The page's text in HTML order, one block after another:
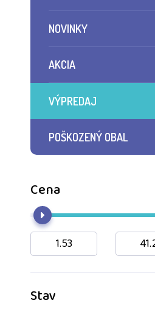
NOVINKY
AKCIA
VÝPREDAJ
POŠKOZENÝ OBAL
Cena
Stav